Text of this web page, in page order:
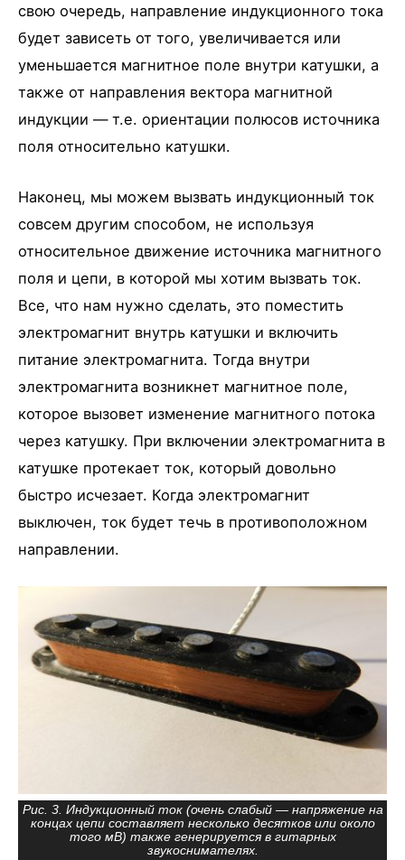
свою очередь, направление индукционного тока
будет зависеть от того, увеличивается или
уменьшается магнитное поле внутри катушки, а
также от направления вектора магнитной
индукции — т.е. ориентации полюсов источника
поля относительно катушки.
Наконец, мы можем вызвать индукционный ток
совсем другим способом, не используя
относительное движение источника магнитного
поля и цепи, в которой мы хотим вызвать ток.
Все, что нам нужно сделать, это поместить
электромагнит внутрь катушки и включить
питание электромагнита. Тогда внутри
электромагнита возникнет магнитное поле,
которое вызовет изменение магнитного потока
через катушку. При включении электромагнита в
катушке протекает ток, который довольно
быстро исчезает. Когда электромагнит
выключен, ток будет течь в противоположном
направлении.
Рис. 3. Индукционный ток (очень слабый — напряжение на
концах цепи составляет несколько десятков или около
того мВ) также генерируется в гитарных
звукоснимателях.